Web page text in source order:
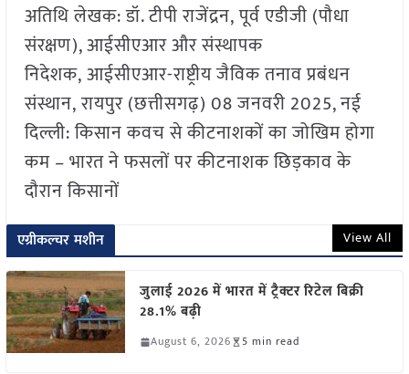
अतिथि लेखक: डॉ. टीपी राजेंद्रन, पूर्व एडीजी (पौधा
संरक्षण), आईसीएआर और संस्थापक
निदेशक, आईसीएआर-राष्ट्रीय जैविक तनाव प्रबंधन
संस्थान, रायपुर (छत्तीसगढ़) 08 जनवरी 2025, नई
दिल्ली: किसान कवच से कीटनाशकों का जोखिम होगा
कम – भारत ने फसलों पर कीटनाशक छिड़काव के
दौरान किसानों
एग्रीकल्चर मशीन View All
जुलाई 2026 में भारत में ट्रैक्टर रिटेल बिक्री
28.1% बढ़ी
August 6, 2026 5 min read